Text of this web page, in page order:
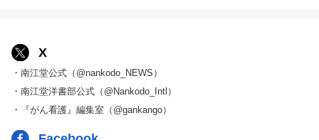
X
・南江堂公式（@nankodo_NEWS）
・南江堂洋書部公式（@Nankodo_Intl）
・『がん看護』編集室（@gankango）